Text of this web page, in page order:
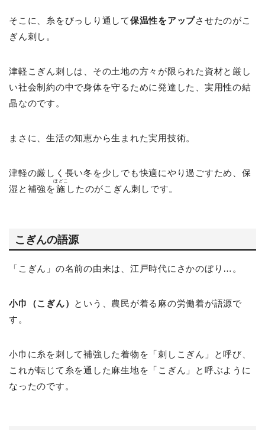
そこに、糸をびっしり通して保温性をアップさせたのがこ
ぎん刺し。
津軽こぎん刺しは、その土地の方々が限られた資材と厳し
い社会制約の中で身体を守るために発達した、実用性の結
晶なのです。
まさに、生活の知恵から生まれた実用技術。
津軽の厳しく長い冬を少しでも快適にやり過ごすため、保
湿と補強を 施
ほどこ
したのがこぎん刺しです。
こぎんの語源
「こぎん」の名前の由来は、江戸時代にさかのぼり…。
小巾（こぎん） という、農民が着る麻の労働着が語源で
す。
小巾に糸を刺して補強した着物を「刺しこぎん」と呼び、
これが転じて糸を通した麻生地を「こぎん」と呼ぶように
なったのです。